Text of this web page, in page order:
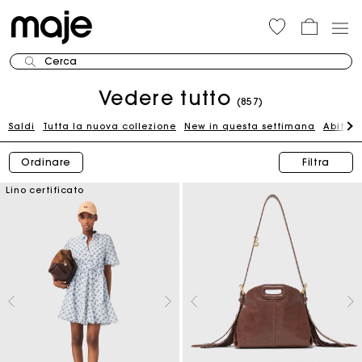
Cerca
Vedere tutto (857)
Saldi Tutta la nuova collezione New in questa settimana Abiti
Ordinare Filtra
Lino certificato